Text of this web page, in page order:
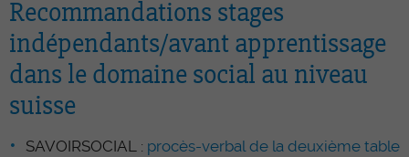
Recommandations stages
indépendants/avant apprentissage
dans le domaine social au niveau
suisse
SAVOIRSOCIAL : procès-verbal de la deuxième table